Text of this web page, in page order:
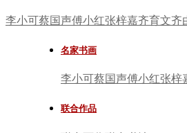
李小可蔡国声傅小红张梓嘉齐育文齐
名家书画
李小可蔡国声傅小红张梓
联合作品